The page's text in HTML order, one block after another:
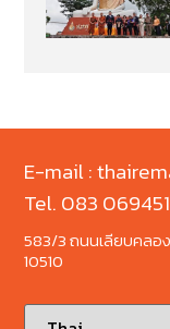
E-mail :
Tel. 083
583/3 ถนนเลียบคลอ
10510